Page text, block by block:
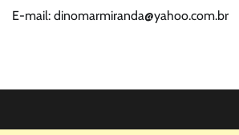
E-mail: dinomarmiranda@yahoo.com.br